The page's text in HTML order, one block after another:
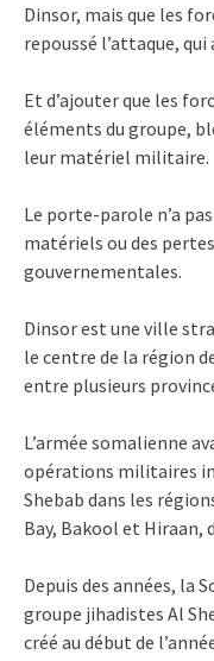
Dinsor, mais que les
repoussé l’attaque, qui
Et d’ajouter que les
éléments du groupe,
leur matériel militaire.
Le porte-parole n’a
matériels ou des
gouvernementales.
Dinsor est une ville
le centre de la région
entre plusieurs
L’armée somalienne
opérations militaires
Shebab dans les
Bay, Bakool et Hiraan,
Depuis des années, la
groupe jihadistes Al
créé au début de